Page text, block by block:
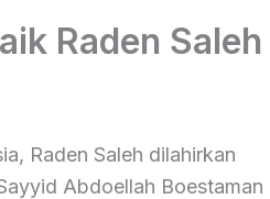
Raden Saleh
Raden Saleh dilahirkan
Abdoellah Boestaman